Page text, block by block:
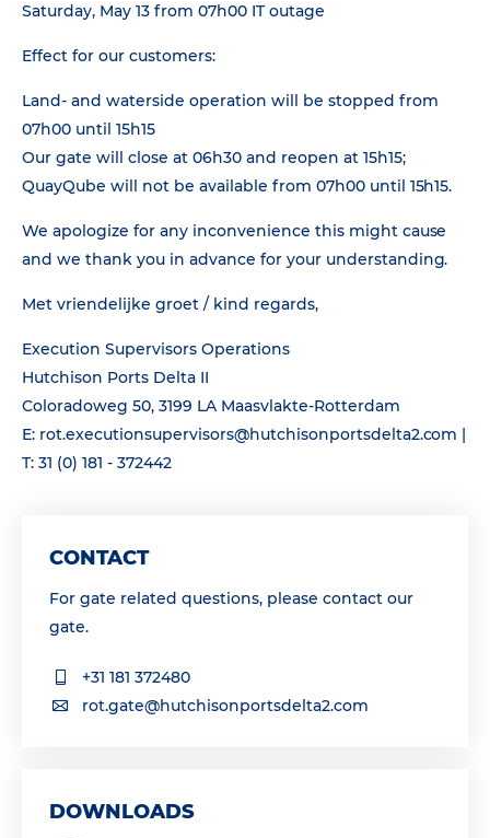
Saturday, May 13 from 07h00 IT outage
Effect for our customers:
Land- and waterside operation will be stopped from
07h00 until 15h15
Our gate will close at 06h30 and reopen at 15h15;
QuayQube will not be available from 07h00 until 15h15.
We apologize for any inconvenience this might cause
and we thank you in advance for your understanding.
Met vriendelijke groet / kind regards,
Execution Supervisors Operations
Hutchison Ports Delta II
Coloradoweg 50, 3199 LA Maasvlakte-Rotterdam
E: rot.executionsupervisors@hutchisonportsdelta2.com |
T: 31 (0) 181 - 372442
CONTACT
For gate related questions, please contact our
gate.
+31 181 372480
rot.gate@hutchisonportsdelta2.com
DOWNLOADS